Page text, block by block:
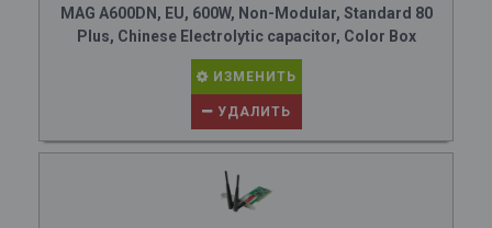
MAG A600DN, EU, 600W, Non-Modular, Standard 80
Plus, Chinese Electrolytic capacitor, Color Box
ИЗМЕНИТЬ
УДАЛИТЬ